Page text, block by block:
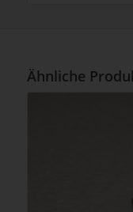
Ähnliche